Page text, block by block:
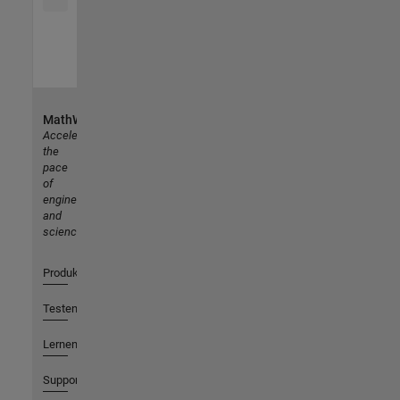
MathWorks
Accelerating
the
pace
of
engineering
and
science
Produkte
Testen oder Kaufen
Lernen
Support